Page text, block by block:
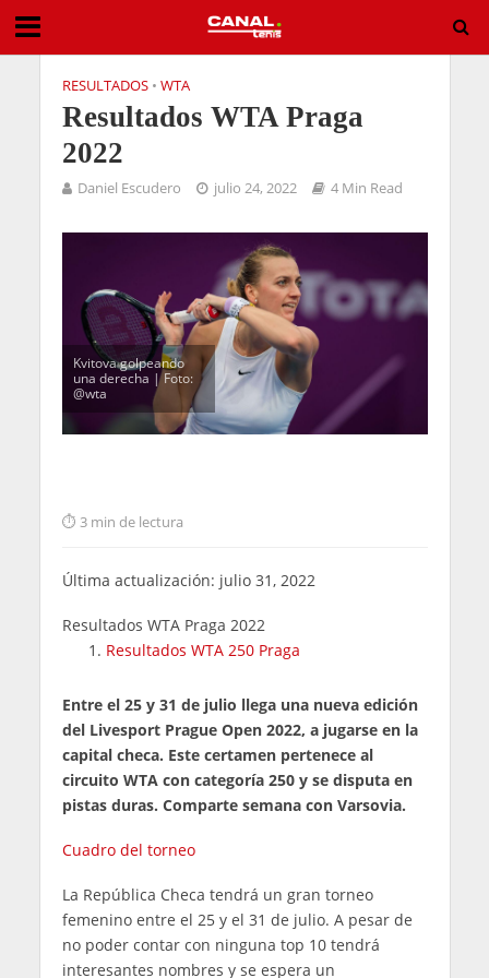
RESULTADOS • WTA
Resultados WTA Praga
2022
Daniel Escudero julio 24, 2022 4 Min Read
Kvitova golpeando
una derecha | Foto:
@wta
3 min de lectura
Última actualización: julio 31, 2022
Resultados WTA Praga 2022
Resultados WTA 250 Praga
Entre el 25 y 31 de julio llega una nueva edición
del Livesport Prague Open 2022, a jugarse en la
capital checa. Este certamen pertenece al
circuito WTA con categoría 250 y se disputa en
pistas duras. Comparte semana con Varsovia.
Cuadro del torneo
La República Checa tendrá un gran torneo
femenino entre el 25 y el 31 de julio. A pesar de
no poder contar con ninguna top 10 tendrá
interesantes nombres y se espera un